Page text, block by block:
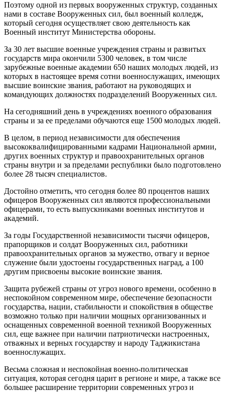
Поэтому одной из первых вооруженных структур, созданных
нами в составе Вооруженных сил, был военный колледж,
который сегодня осуществляет свою деятельность как
Военный институт Министерства обороны.
За 30 лет высшие военные учреждения страны и развитых
государств мира окончили 5300 человек, в том числе
зарубежные военные академии 650 наших молодых людей, из
которых в настоящее время сотни военнослужащих, имеющих
высшие воинские звания, работают на руководящих и
командующих должностях подразделений Вооруженных сил.
На сегодняшний день в учреждениях военного образования
страны и за ее пределами обучаются еще 1500 молодых людей.
В целом, в период независимости для обеспечения
высококвалифицированными кадрами Национальной армии,
других военных структур и правоохранительных органов
страны внутри и за пределами республики было подготовлено
более 28 тысяч специалистов.
Достойно отметить, что сегодня более 80 процентов наших
офицеров Вооруженных сил являются профессиональными
офицерами, то есть выпускниками военных институтов и
академий.
За годы Государственной независимости тысячи офицеров,
прапорщиков и солдат Вооруженных сил, работники
правоохранительных органов за мужество, отвагу и верное
служение были удостоены государственных наград, а 100
другим присвоены высокие воинские звания.
Защита рубежей страны от угроз нового времени, особенно в
неспокойном современном мире, обеспечение безопасности
государства, нации, стабильности и спокойствия в обществе
возможно только при наличии мощных организованных и
оснащенных современной военной техникой Вооруженных
сил, еще важнее при наличии патриотически настроенных,
отважных и верных государству и народу Таджикистана
военнослужащих.
Весьма сложная и неспокойная военно-политическая
ситуация, которая сегодня царит в регионе и мире, а также все
большее расширение территории современных угроз и